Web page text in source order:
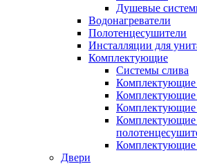
Душевые
Водонагреватели
Полотенцесушители
Инсталляции для
Комплектующие
Системы слива
Комплектующие
Комплектующие
Комплектующие
Комплектующие
Двери